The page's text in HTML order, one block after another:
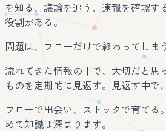
を知る、議論を追う、速報を確認す
役割がある。
問題は、フローだけで終わってしま
流れてきた情報の中で、大切だと思
ものを定期的に見返す。見返す中で
フローで出会い、ストックで育てる
めて知識は深まります。